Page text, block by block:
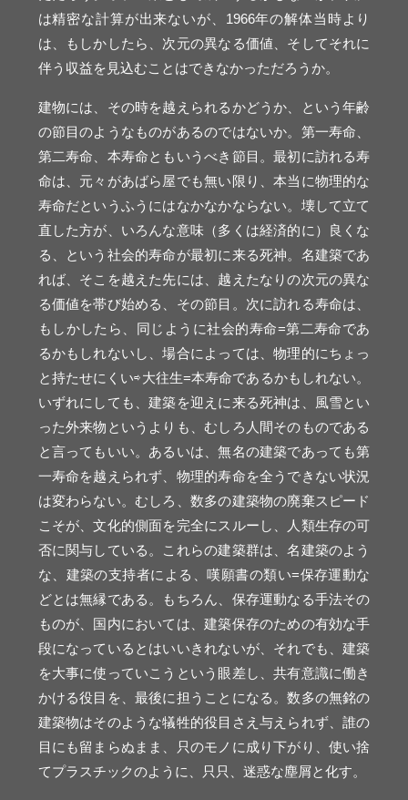
は精密な計算が出来ないが、1966年の解体当時より
は、もしかしたら、次元の異なる価値、そしてそれに
伴う収益を見込むことはできなかっただろうか。
建物には、その時を越えられるかどうか、という年齢
の節目のようなものがあるのではないか。第一寿命、
第二寿命、本寿命ともいうべき節目。最初に訪れる寿
命は、元々があばら屋でも無い限り、本当に物理的な
寿命だというふうにはなかなかならない。壊して立て
直した方が、いろんな意味（多くは経済的に）良くな
る、という社会的寿命が最初に来る死神。名建築であ
れば、そこを越えた先には、越えたなりの次元の異な
る価値を帯び始める、その節目。次に訪れる寿命は、
もしかしたら、同じように社会的寿命=第二寿命であ
るかもしれないし、場合によっては、物理的にちょっ
と持たせにくい⇨大往生=本寿命であるかもしれない。
いずれにしても、建築を迎えに来る死神は、風雪とい
った外来物というよりも、むしろ人間そのものである
と言ってもいい。あるいは、無名の建築であっても第
一寿命を越えられず、物理的寿命を全うできない状況
は変わらない。むしろ、数多の建築物の廃棄スピード
こそが、文化的側面を完全にスルーし、人類生存の可
否に関与している。これらの建築群は、名建築のよう
な、建築の支持者による、嘆願書の類い=保存運動な
どとは無縁である。もちろん、保存運動なる手法その
ものが、国内においては、建築保存のための有効な手
段になっているとはいいきれないが、それでも、建築
を大事に使っていこうという眼差し、共有意識に働き
かける役目を、最後に担うことになる。数多の無銘の
建築物はそのような犠牲的役目さえ与えられず、誰の
目にも留まらぬまま、只のモノに成り下がり、使い捨
てプラスチックのように、只只、迷惑な塵屑と化す。